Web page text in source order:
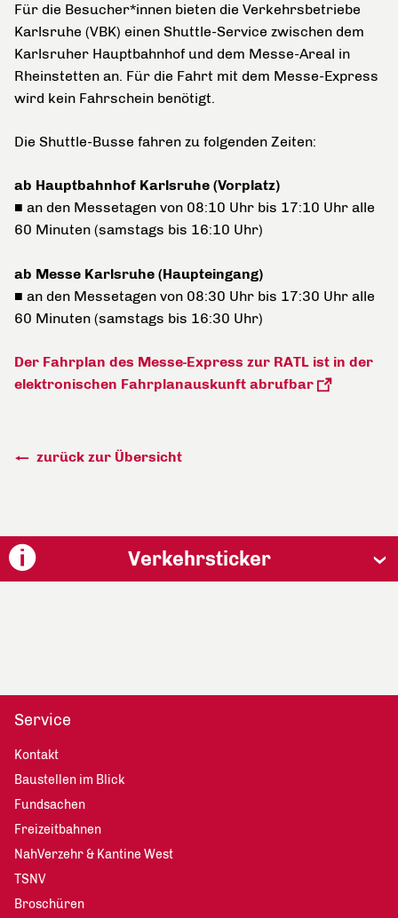
Für die Besucher*innen bieten die Verkehrsbetriebe
Karlsruhe (VBK) einen Shuttle-Service zwischen dem
Karlsruher Hauptbahnhof und dem Messe-Areal in
Rheinstetten an. Für die Fahrt mit dem Messe-Express
wird kein Fahrschein benötigt.
Die Shuttle-Busse fahren zu folgenden Zeiten:
ab Hauptbahnhof Karlsruhe (Vorplatz)
■ an den Messetagen von 08:10 Uhr bis 17:10 Uhr alle
60 Minuten (samstags bis 16:10 Uhr)
ab Messe Karlsruhe (Haupteingang)
■ an den Messetagen von 08:30 Uhr bis 17:30 Uhr alle
60 Minuten (samstags bis 16:30 Uhr)
Der Fahrplan des Messe-Express zur RATL ist in der
elektronischen Fahrplanauskunft abrufbar
zurück zur Übersicht
Verkehrsticker
Service
Kontakt
Baustellen im Blick
Fundsachen
Freizeitbahnen
NahVerzehr & Kantine West
TSNV
Broschüren